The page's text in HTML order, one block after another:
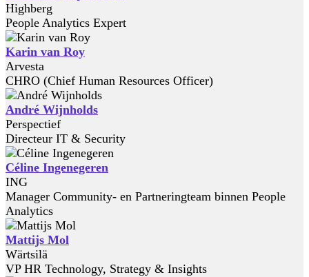
Highberg
People Analytics Expert
Karin van Roy
Arvesta
CHRO (Chief Human Resources Officer)
André Wijnholds
Perspectief
Directeur IT & Security
Céline Ingenegeren
ING
Manager Community- en Partneringteam binnen People
Analytics
Mattijs Mol
Wärtsilä
VP HR Technology, Strategy & Insights